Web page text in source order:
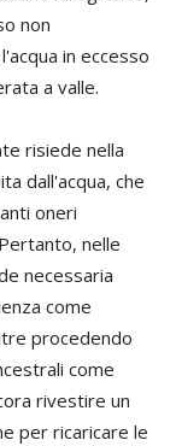
non
in eccesso
a valle.
risiede nella
dall'acqua, che
oneri
nelle
necessaria
come
procedendo
come
rivestire un
per ricaricare le